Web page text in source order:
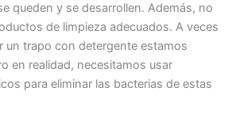
queden y se desarrollen. Además, no
de limpieza adecuados. A veces
un trapo con detergente estamos
en realidad, necesitamos usar
para eliminar las bacterias de estas